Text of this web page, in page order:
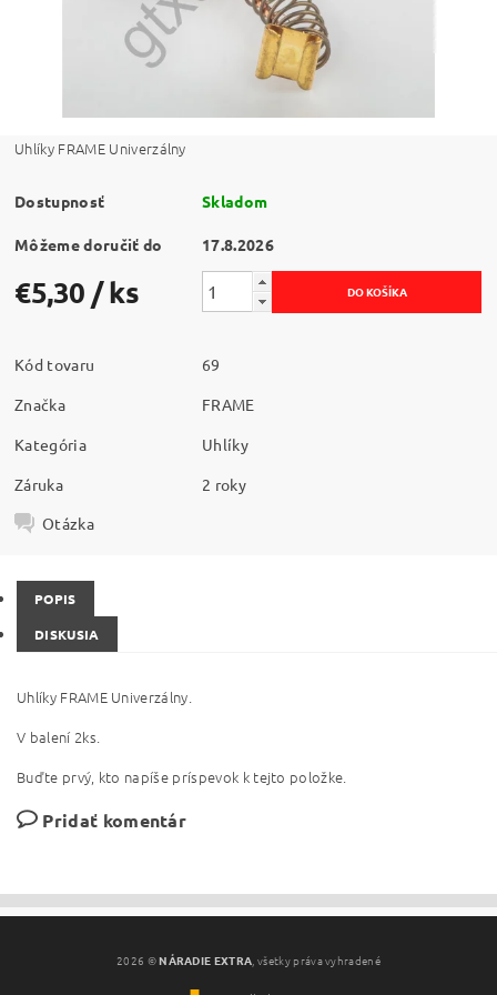
Uhlíky FRAME Univerzálny
Dostupnosť Skladom
Môžeme doručiť do 17.8.2026
€5,30 / ks
Kód tovaru
69
Značka
FRAME
Kategória
Uhlíky
Záruka
2 roky
Otázka
POPIS
DISKUSIA
Uhlíky FRAME Univerzálny.
V balení 2ks.
Buďte prvý, kto napíše príspevok k tejto položke.
Pridať komentár
2026 ©NÁRADIE EXTRA, všetky práva vyhradené